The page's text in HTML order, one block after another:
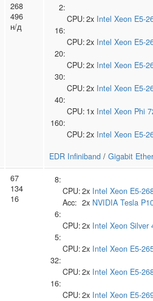
268
496
н/д
2:
CPU:2x Intel Xeon E5-
16:
CPU:2x Intel Xeon E5-
20:
CPU:2x Intel Xeon E5-
30:
CPU:2x Intel Xeon E5-
40:
CPU: 1x Intel Xeon Phi
160:
CPU:2x Intel Xeon E5-
EDR Infiniband / Gigabit
67
134
16
8:
CPU:2x Intel Xeon E5-
Acc: 2x NVIDIA Tesla
6:
CPU:2x Intel Xeon Silver
5:
CPU:2x Intel Xeon E5-
32:
CPU:2x Intel Xeon E5-
16:
CPU:2x Intel Xeon E5-